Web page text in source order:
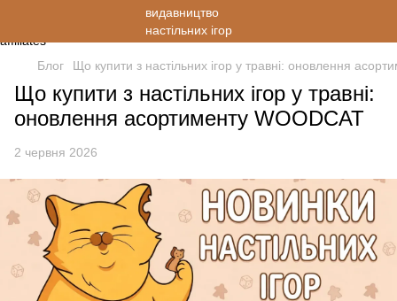
Блог Що купити з настільних ігор у травні: оновлення
Що купити з настільних ігор у травні:
оновлення асортименту WOODCAT
2 червня 2026